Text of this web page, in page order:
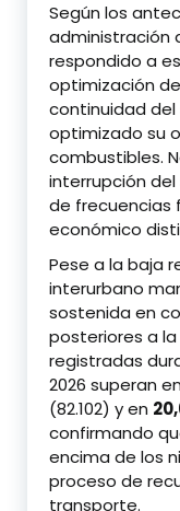
Según los
administración
respondido a
optimización
continuidad del
optimizado su
combustibles.
interrupción del
de frecuencias
económico
Pese a la baja
interurbano
sostenida en
posteriores a
registradas
2026 superan en
(82.102) y en
confirmando
encima de los
proceso de
transporte.